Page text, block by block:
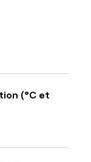
(°C et